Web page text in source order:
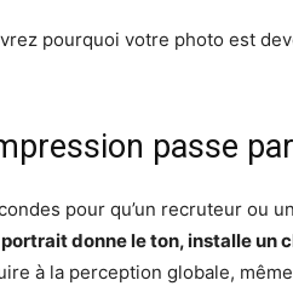
pourquoi votre photo est
passe
pour qu’un recruteur ou
portrait donne le ton, installe
à la perception globale,